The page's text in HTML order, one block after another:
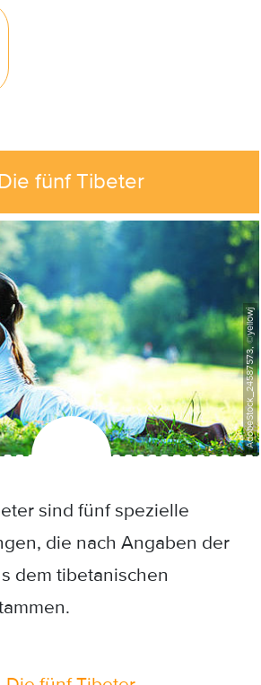
fünf Tibeter
AdobeStock_24587573, ©yellowj
sind fünf spezielle
die nach Angaben der
dem tibetanischen